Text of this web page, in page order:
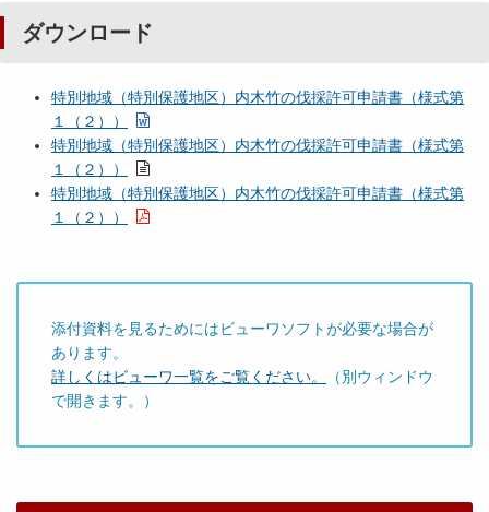
ダウンロード
特別地域（特別保護地区）内木竹の伐採許可申請書（様式第
１（２））
特別地域（特別保護地区）内木竹の伐採許可申請書（様式第
１（２））
特別地域（特別保護地区）内木竹の伐採許可申請書（様式第
１（２））
添付資料を見るためにはビューワソフトが必要な場合が
あります。
詳しくはビューワ一覧をご覧ください。
（別ウィンドウ
で開きます。）